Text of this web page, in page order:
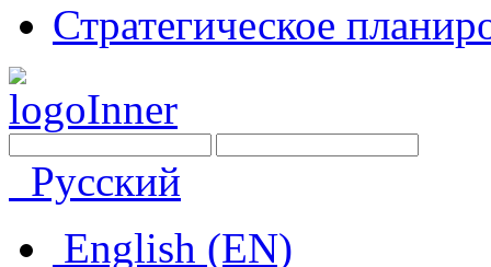
Стратегическое
Русский
English (EN)